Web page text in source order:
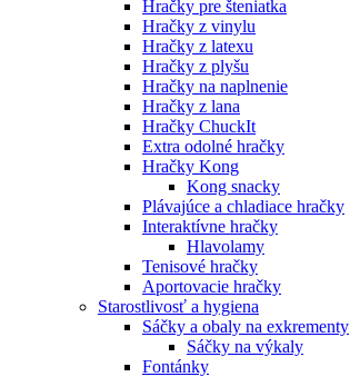
Hračky pre šteniatka
Hračky z vinylu
Hračky z latexu
Hračky z plyšu
Hračky na naplnenie
Hračky z lana
Hračky ChuckIt
Extra odolné hračky
Hračky Kong
Kong snacky
Plávajúce a chladiace hračky
Interaktívne hračky
Hlavolamy
Tenisové hračky
Aportovacie hračky
Starostlivosť a hygiena
Sáčky a obaly na exkrementy
Sáčky na výkaly
Fontánky